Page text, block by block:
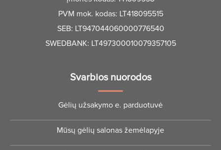
PVM mok. kodas: LT418095515
SEB: LT947044060000776540
SWEDBANK: LT497300010079357105
Svarbios nuorodos
Gėlių užsakymo e. parduotuvė
Mūsų gėlių salonas žemėlapyje